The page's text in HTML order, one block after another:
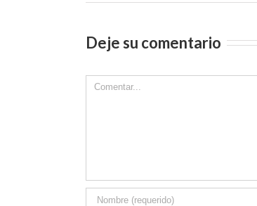
Deje su comentario
Comment